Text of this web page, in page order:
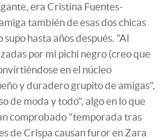
era Cristina Fuentes-
también de esas dos chicas
hasta años después. "Al
por mi pichi negro (creo que
en el núcleo
y duradero grupito de amigas",
de moda y todo", algo en lo que
comprobado "temporada tras
de Crispa causan furor en Zara